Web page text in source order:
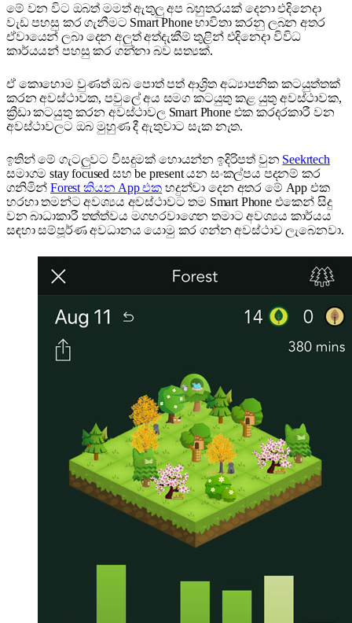
මේ වන විට ඔබත් මමත් ඇතුලු අප බහුතරයක් දෙනා එදිනෙදා
වැඩ පහසු කර ගැනීමට Smart Phone භාවිතා කරනු ලබන අතර
ඒවායෙන් ලබා දෙන අලුත් අත්දැකීම් තුළින් එදිනෙදා විවිධ
කාර්යයන් පහසු කර ගන්නා බව සත්‍යක්.
ඒ කොහොම වුණත් ඔබ පොත් පත් ආශ්‍රිත අධ්‍යාපනික කටයුත්තක්
කරන අවස්ථාවක, පවුලේ අය සමග කටයුතු කළ යුතු අවස්ථාවක,
ක්‍රීඩා කටයුතු කරන අවස්ථාවල Smart Phone එක කරදරකාරී වන
අවස්ථාවලට ඔබ මුහුණ දී ඇතුවාට සැක නැත.
ඉතින් මේ ගැටලුවට විසදුමක් හොයන්න ඉදිරිපත් වුන Seekrtech
සමාගම stay focused සහ be present යන සංකල්පය පදනම් කර
ගනිමින්Forest කියන App එක හදුන්වා දෙන අතර මේ App එක
හරහා තමන්ට අවශ්‍යය අවස්ථාවට තම Smart Phone එකෙන් සිදු
වන බාධාකාරී තත්ත්වය මගහරවාගෙන තමාට අවශ්‍යය කාර්යය
සඳහා සම්පූර්ණ අවධානය යොමු කර ගන්න අවස්ථාව ලැබෙනවා.